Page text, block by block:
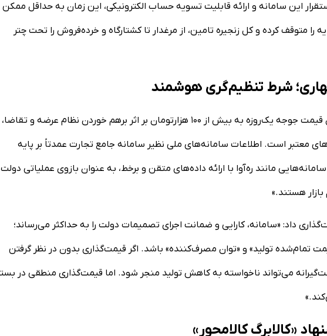
این سامانه و ارائه قابلیت تسویه حساب الکترونیکی، این زمان به حداقل ممکن
متوقف کرده و کل زنجیره تامین، از مرغدار تا کشتارگاه و خرده‌فروش را تحت چتر
شرط تنظیم‌گری هوشمند
توکلی با اشاره به نوسانات شدید بازار و رسیدن قیمت جوجه یک‌روزه به بیش از ۱۰۰ هزارتومان بر اثر برهم خوردن نظام عرضه و تقاضا،
معتبر است. اطلاعات سامانه‌های ملی نظیر سامانه جامع تجارت عمدتاً بر پایه
مانند ره‌آوا با ارائه داده‌های متقن و برخط، به عنوان بازوی عملیاتی دولت
هستند.»
داد: «سامانه، کارایی و ضمانت اجرای تصمیمات دولت را به حداکثر می‌رساند؛
تمام‌شده تولید» و «توان مصرف‌کننده» باشد. اگر قیمت‌گذاری بدون در نظر گرفتن
می‌تواند ناخواسته به کاهش تولید منجر شود. اما قیمت‌گذاری منطقی در
«کالابرگ کالامحور»